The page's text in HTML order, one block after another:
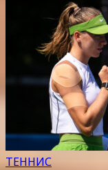
ТЕННИС